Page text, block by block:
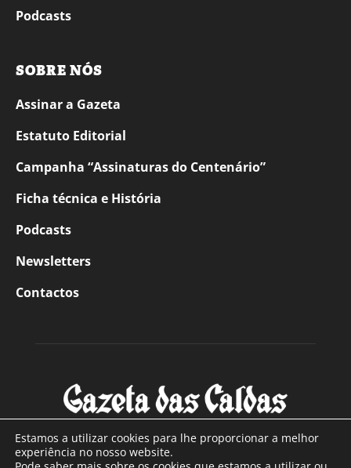
Podcasts
SOBRE NÓS
Assinar a Gazeta
Estatuto Editorial
Campanha “Assinaturas do Centenário”
Ficha técnica e História
Podcasts
Newsletters
Contactos
Estamos a utilizar cookies para lhe proporcionar a melhor
experiência no nosso website.